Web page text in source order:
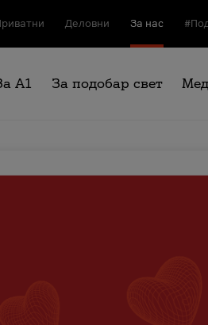
Деловни За нас
А1 За подобар свет